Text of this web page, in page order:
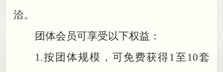
洽。
团体会员可享受以下权益：
1.按团体规模 ， 可免费获得1至10套